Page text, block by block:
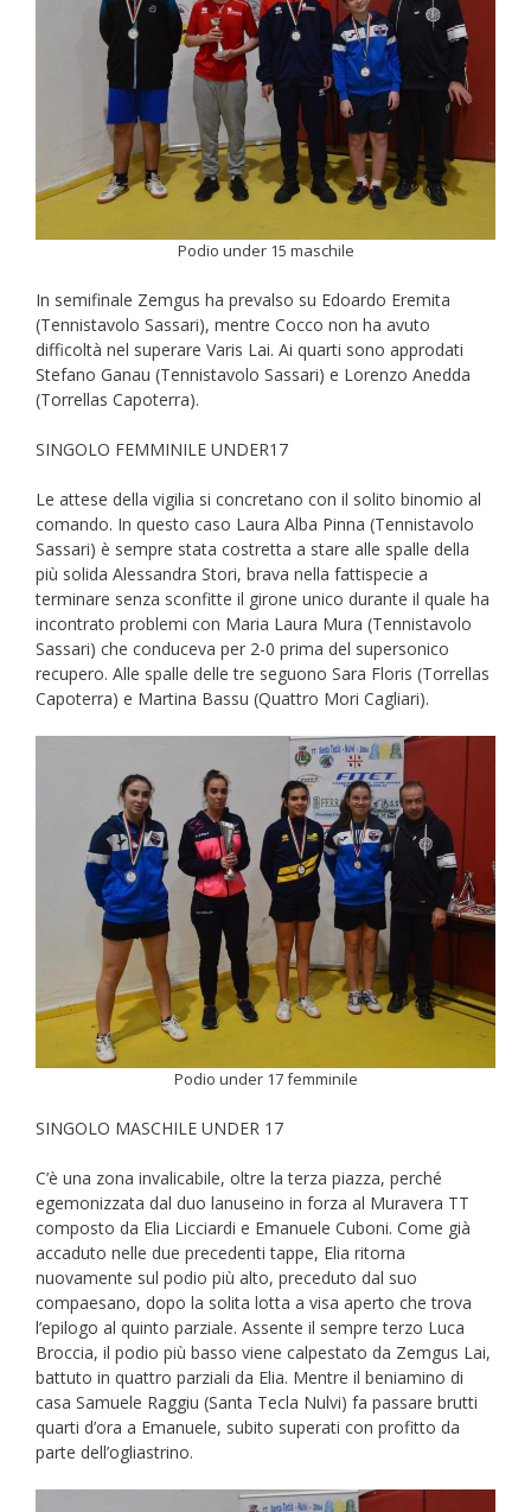
Podio under 15 maschile
In semifinale Zemgus ha prevalso su Edoardo Eremita
(Tennistavolo Sassari), mentre Cocco non ha avuto
difficoltà nel superare Varis Lai. Ai quarti sono approdati
Stefano Ganau (Tennistavolo Sassari) e Lorenzo Anedda
(Torrellas Capoterra).
SINGOLO FEMMINILE UNDER17
Le attese della vigilia si concretano con il solito binomio al
comando. In questo caso Laura Alba Pinna (Tennistavolo
Sassari) è sempre stata costretta a stare alle spalle della
più solida Alessandra Stori, brava nella fattispecie a
terminare senza sconfitte il girone unico durante il quale ha
incontrato problemi con Maria Laura Mura (Tennistavolo
Sassari) che conduceva per 2-0 prima del supersonico
recupero. Alle spalle delle tre seguono Sara Floris (Torrellas
Capoterra) e Martina Bassu (Quattro Mori Cagliari).
Podio under 17 femminile
SINGOLO MASCHILE UNDER 17
C’è una zona invalicabile, oltre la terza piazza, perché
egemonizzata dal duo lanuseino in forza al Muravera TT
composto da Elia Licciardi e Emanuele Cuboni. Come già
accaduto nelle due precedenti tappe, Elia ritorna
nuovamente sul podio più alto, preceduto dal suo
compaesano, dopo la solita lotta a visa aperto che trova
l’epilogo al quinto parziale. Assente il sempre terzo Luca
Broccia, il podio più basso viene calpestato da Zemgus Lai,
battuto in quattro parziali da Elia. Mentre il beniamino di
casa Samuele Raggiu (Santa Tecla Nulvi) fa passare brutti
quarti d’ora a Emanuele, subito superati con profitto da
parte dell’ogliastrino.